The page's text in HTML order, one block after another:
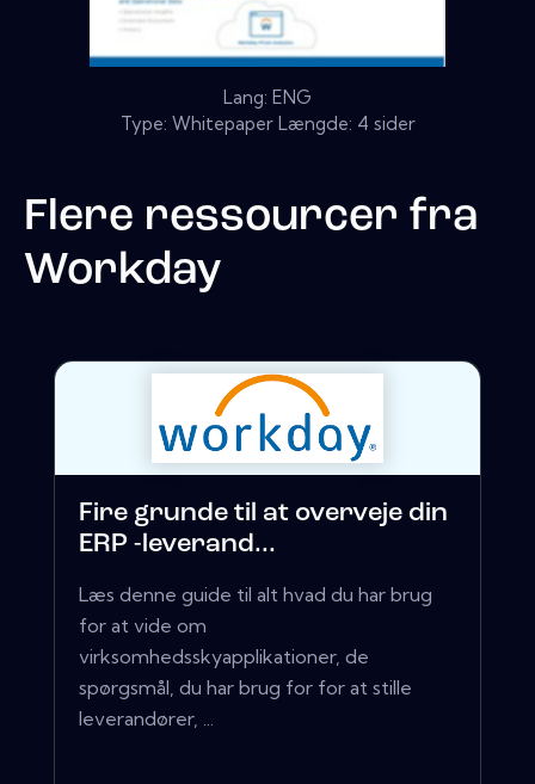
Lang: ENG
Type: Whitepaper Længde: 4 sider
Flere ressourcer fra
Workday
Fire grunde til at overveje din
ERP -leverand...
Læs denne guide til alt hvad du har brug
for at vide om
virksomhedsskyapplikationer, de
spørgsmål, du har brug for for at stille
leverandører, ...